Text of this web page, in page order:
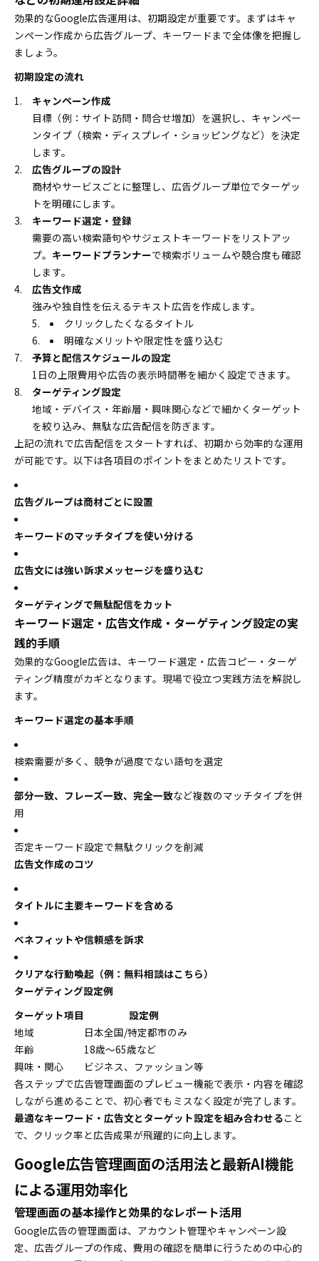
効果的なGoogle広告運用は、初期設定が重要です。まずはキャ
ンペーン作成から広告グループ、キーワードまで全体像を把握し
ましょう。
初期設定の流れ
キャンペーン作成
目標（例：サイト訪問・問合せ増加）を選択し、キャンペー
ンタイプ（検索・ディスプレイ・ショッピングなど）を決定
します。
広告グループの設計
商材やサービスごとに整理し、広告グループ単位でターゲッ
トを明確にします。
キーワード選定・登録
需要の高い検索語句やサジェストキーワードをリストアッ
プ。 キーワードプランナーで検索ボリュームや競合度も確認
します。
広告文作成
強みや独自性を伝えるテキスト広告を作成します。
クリックしたくなるタイトル
明確なメリットや限定性を盛り込む
予算と配信スケジュールの設定
1日の上限費用や広告の表示時間帯を細かく設定できます。
ターゲティング設定
地域・デバイス・年齢層・興味関心などで細かくターゲット
を絞り込み、無駄な広告配信を防ぎます。
上記の流れで広告配信をスタートすれば、初期から効率的な運用
が可能です。以下は各項目のポイントをまとめたリストです。
広告グループは商材ごとに設置
キーワードのマッチタイプを使い分ける
広告文には強い訴求メッセージを盛り込む
ターゲティングで無駄配信をカット
キーワード選定・広告文作成・ターゲティング設定の実
践的手順
効果的なGoogle広告は、キーワード選定・広告コピー・ターゲ
ティング精度がカギとなります。現場で役立つ実践方法を解説し
ます。
キーワード選定の基本手順
検索需要が多く、競争が過度でない語句を選定
部分一致、フレーズ一致、完全一致など複数のマッチタイプを併
用
否定キーワード設定で無駄クリックを削減
広告文作成のコツ
タイトルに主要キーワードを含める
ベネフィットや信頼感を訴求
クリアな行動喚起（例：無料相談はこちら）
ターゲティング設定例
ターゲット項目
設定例
地域
日本全国/特定都市のみ
年齢
18歳〜65歳など
興味・関心
ビジネス、ファッション等
各ステップで広告管理画面のプレビュー機能で表示・内容を確認
しながら進めることで、初心者でもミスなく設定が完了します。
最適なキーワード・広告文とターゲット設定を組み合わせること
で、クリック率と広告成果が飛躍的に向上します。
Google広告管理画面の活用法と最新AI機能
による運用効率化
管理画面の基本操作と効果的なレポート活用
Google広告の管理画面は、アカウント管理やキャンペーン設
定、広告グループの作成、費用の確認を簡単に行うための中心的